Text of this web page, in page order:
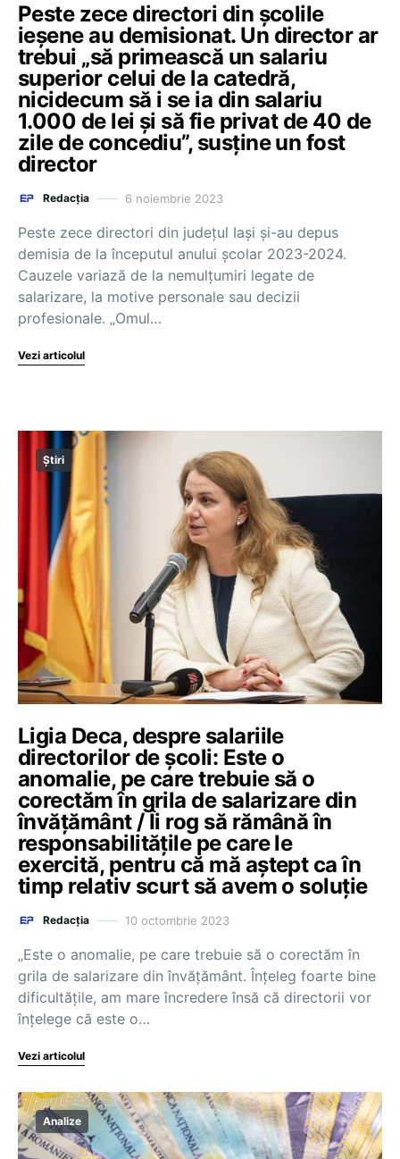
Peste zece directori din şcolile
ieşene au demisionat. Un director ar
trebui „să primească un salariu
superior celui de la catedră,
nicidecum să i se ia din salariu
1.000 de lei şi să fie privat de 40 de
zile de concediu”, susţine un fost
director
Redacția 6 noiembrie 2023
Peste zece directori din judeţul Iaşi şi-au depus
demisia de la începutul anului şcolar 2023-2024.
Cauzele variază de la nemulţumiri legate de
salarizare, la motive personale sau decizii
profesionale. „Omul…
Vezi articolul
Știri
Ligia Deca, despre salariile
directorilor de școli: Este o
anomalie, pe care trebuie să o
corectăm în grila de salarizare din
învățământ / Îi rog să rămână în
responsabilitățile pe care le
exercită, pentru că mă aștept ca în
timp relativ scurt să avem o soluție
Redacția 10 octombrie 2023
„Este o anomalie, pe care trebuie să o corectăm în
grila de salarizare din învățământ. Înțeleg foarte bine
dificultățile, am mare încredere însă că directorii vor
înțelege că este o…
Vezi articolul
Analize